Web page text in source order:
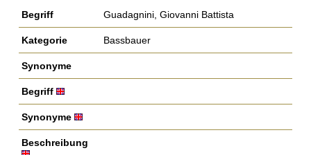
Begriff Guadagnini, Giovanni Battista
Kategorie Bassbauer
Synonyme
Begriff
Synonyme
Beschreibung